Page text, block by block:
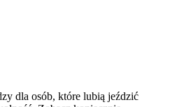
dla osób, które lubią jeździć